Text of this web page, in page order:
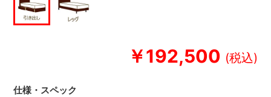
￥192,500
仕様・スペック